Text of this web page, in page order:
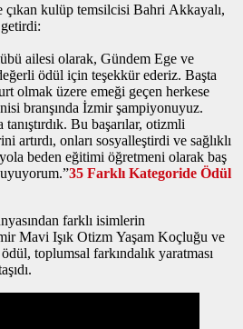
çıkan kulüp temsilcisi Bahri Akkayalı,
ailesi olarak, Gündem Ege ve
ödül için teşekkür ederiz. Başta
olmak üzere emeği geçen herkese
branşında İzmir şampiyonuyuz.
tanıştırdık. Bu başarılar, otizmli
artırdı, onları sosyalleştirdi ve sağlıklı
beden eğitimi öğretmeni olarak baş
35 Farklı Kategoride Ödül
farklı isimlerin
Mavi Işık Otizm Yaşam Koçluğu ve
toplumsal farkındalık yaratması